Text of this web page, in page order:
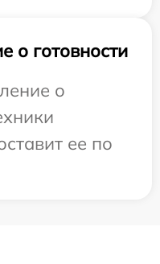
о готовности
о
ее по